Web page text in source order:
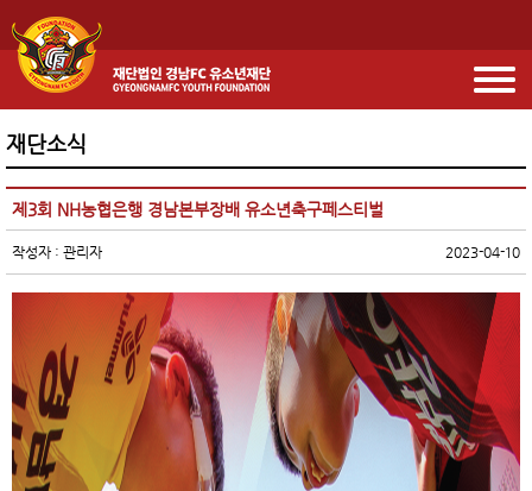
재단소식
제3회 NH농협은행 경남본부장배 유소년축구페스티벌
작성자 : 관리자 2023-04-10